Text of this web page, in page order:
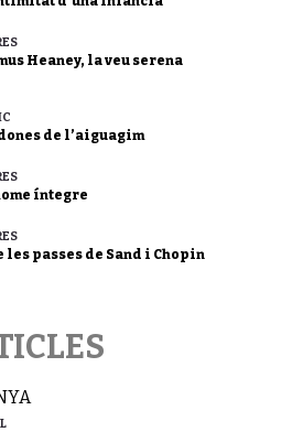
Heaney, la veu serena
de l’aiguagim
íntegre
les passes de Sand i Chopin